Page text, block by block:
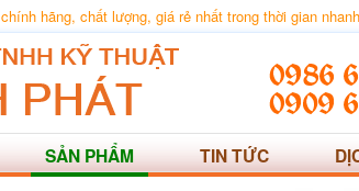
hãng, chất lượng, giá rẻ nhất trong thời gian
SẢN PHẨM TIN TỨC